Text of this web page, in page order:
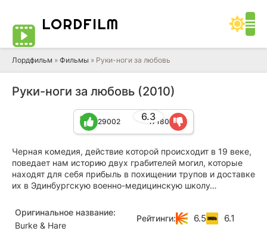
LORDFILM
Лордфильм » Фильмы » Руки-ноги за любовь
Руки-ноги за любовь (2010)
6.3
29002 17180
Черная комедия, действие которой происходит в 19 веке,
поведает нам историю двух грабителей могил, которые
находят для себя прибыль в похищении трупов и доставке
их в Эдинбургскую военно-медицинскую школу…
Оригинальное название:
Burke & Hare
Рейтинги: 6.5 6.1